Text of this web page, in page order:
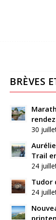
BRÈVES
30
Trail
24
Tudor
24